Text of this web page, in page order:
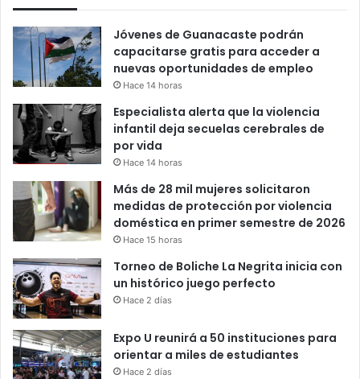
Jóvenes de Guanacaste podrán
capacitarse gratis para acceder a
nuevas oportunidades de empleo
Hace 14 horas
Especialista alerta que la violencia
infantil deja secuelas cerebrales de
por vida
Hace 14 horas
Más de 28 mil mujeres solicitaron
medidas de protección por violencia
doméstica en primer semestre de 2026
Hace 15 horas
Torneo de Boliche La Negrita inicia con
un histórico juego perfecto
Hace 2 días
Expo U reunirá a 50 instituciones para
orientar a miles de estudiantes
Hace 2 días